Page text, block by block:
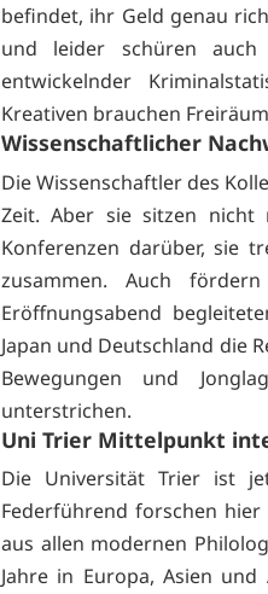
befindet, ihr Geld genau
und leider schüren
entwickelnder
Kreativen brauchen
Wissenschaftlicher
Die Wissenschaftler des
Zeit. Aber sie sitzen nicht
Konferenzen darüber, sie
zusammen. Auch
Eröffnungsabend
Japan und Deutschland die
Bewegungen und
unterstrichen.
Uni Trier Mittelpunkt
Die Universität Trier ist
Federführend forschen
aus allen modernen
Jahre in Europa, Asien